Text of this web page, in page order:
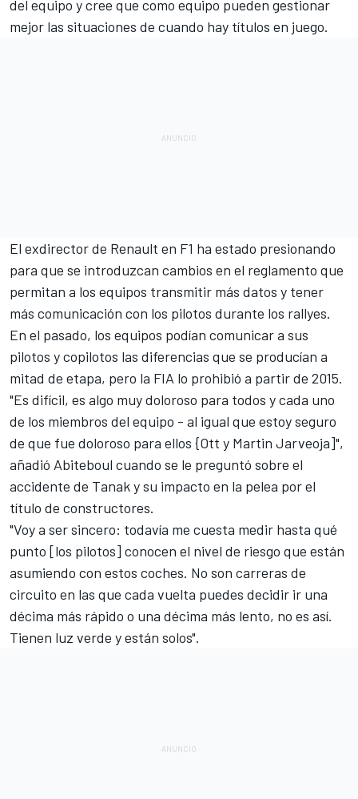
del equipo y cree que como equipo pueden gestionar
mejor las situaciones de cuando hay títulos en juego.
El exdirector de Renault en F1 ha estado presionando
para que se introduzcan cambios en el reglamento que
permitan a los equipos transmitir más datos y tener
más comunicación con los pilotos durante los rallyes.
En el pasado, los equipos podían comunicar a sus
pilotos y copilotos las diferencias que se producían a
mitad de etapa, pero la FIA lo prohibió a partir de 2015.
"Es difícil, es algo muy doloroso para todos y cada uno
de los miembros del equipo - al igual que estoy seguro
de que fue doloroso para ellos {Ott y Martin Jarveoja]",
añadió Abiteboul cuando se le preguntó sobre el
accidente de Tanak y su impacto en la pelea por el
título de constructores.
"Voy a ser sincero: todavía me cuesta medir hasta qué
punto [los pilotos] conocen el nivel de riesgo que están
asumiendo con estos coches. No son carreras de
circuito en las que cada vuelta puedes decidir ir una
décima más rápido o una décima más lento, no es así.
Tienen luz verde y están solos".